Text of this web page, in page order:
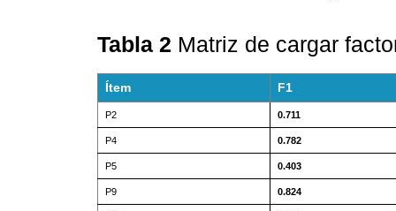
Tabla 2 Matriz de cargar
Ítem F1
P2 0.711
P4 0.782
P5 0.403
P9 0.824